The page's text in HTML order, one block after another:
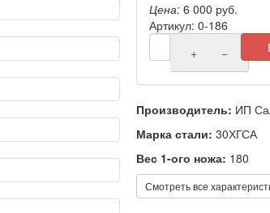
Цена: 6 000 руб.
Артикул: 0-186
+
−
Производитель: ИП
Марка стали: 30ХГСА
Вес 1-ого ножа: 180
Смотреть все